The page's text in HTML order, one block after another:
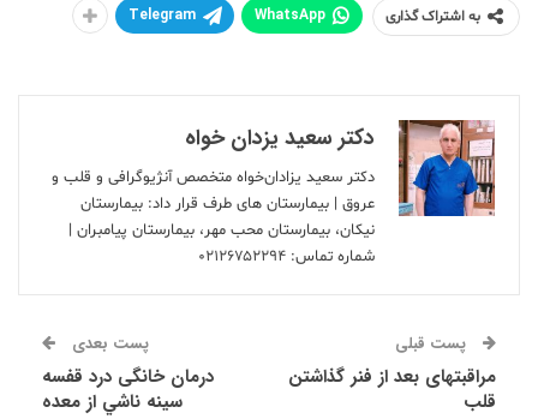
به اشتراک گذاری WhatsApp
Telegram
دکتر سعید یزدان خواه
دکتر سعید یزادان‌خواه متخصص آنژیوگرافی و قلب و
عروق | بیمارستان های طرف قرار داد: بیمارستان
نیکان، بیمارستان محب مهر، بیمارستان پیامبران |
شماره تماس: ۰۲۱۲۶۷۵۲۲۹۴
پست قبلی
مراقبتهای بعد از فنر گذاشتن
قلب
پست بعدی
درمان خانگی درد قفسه
سينه ناشي از معده